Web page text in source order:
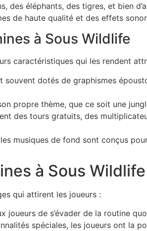
des éléphants, des tigres, et bien
de haute qualité et des effets
à Sous Wildlife
caractéristiques qui les rendent
souvent dotés de graphismes
propre thème, que ce soit une
des tours gratuits, des
musiques de fond sont conçus
à Sous
qui attirent les joueurs :
joueurs de s’évader de la routine
spéciales, les joueurs ont la